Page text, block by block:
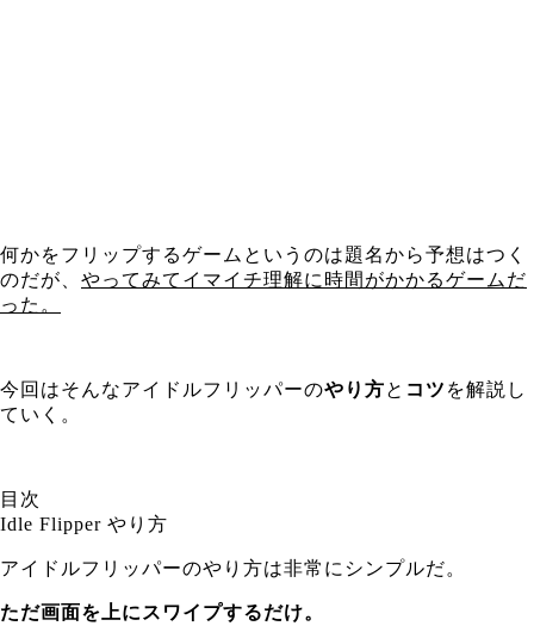
何かをフリップするゲームというのは題名から予想はつく
のだが、 やってみてイマイチ理解に時間がかかるゲームだ
った。
今回はそんなアイドルフリッパーのやり方と コツ を解説し
ていく。
目次
Idle Flipper やり方
アイドルフリッパーのやり方は非常にシンプルだ。
ただ画面を上にスワイプするだけ。